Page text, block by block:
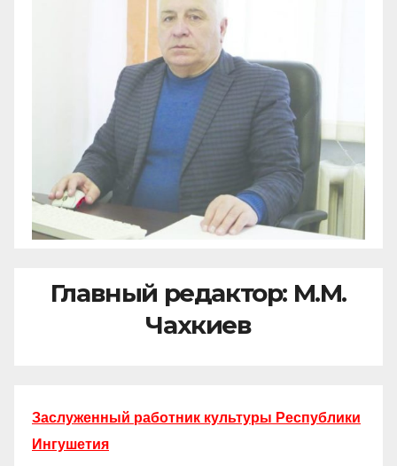
Главный редактор: М.М.
Чахкиев
Заслуженный работник культуры Республики
Ингушетия